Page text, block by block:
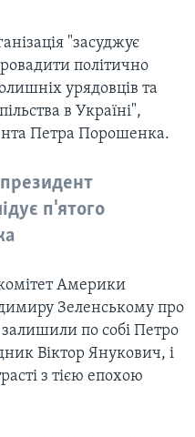
"засуджує
політично
урядовців та
в Україні",
Петра Порошенка.
п'ятого
Америки
Зеленському про
по собі Петро
Віктор Янукович, і
з тією епохою